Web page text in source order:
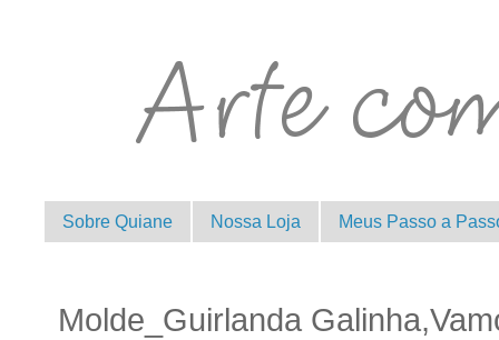
Sobre Quiane Nossa Loja Meus Passo a
Molde_Guirlanda